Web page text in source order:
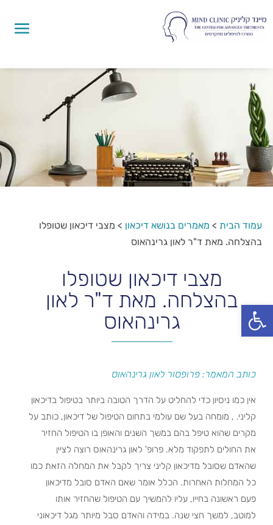
פתח סרגל נגישות
עמוד הבית > מאמרים בנושא דיכאון > מצבי דיכאון שטופלו
בהצלחה. מאת ד"ר לאון גרינהאוס
מצבי דיכאון שטופלו
בהצלחה. מאת ד"ר לאון
גרינהאוס
כותב המאמר: פרופסור לאון גרינהאוס
אין כמו ניסיון כדי להחליט על הדרך הטובה ביותר בטיפול בדיכאון
קליני. , מומחה בעל שם עולמי בתחום הטיפול של דיכאון, כותב על
מקרים שהוא טיפל בהם במשך השנים והאופן בו הטיפול החזיר
את החולים לתפקוד מלא. פרופ' לאון גרינהאוס רוצה לציין
שהאדם שסובל מדיכאון קליני צריך לקבל את המחלה הזאת כמו
כל המחלות האחרות. הכלל אומר שאם האדם סובל מדיכאון
פעם ראשונה בחייו, עליו להמשיך עם הטיפול שהחזיר אותו
למוטב, למשך חצי שנה. במידה והאדם סבל מיותר מגל דיכאוני